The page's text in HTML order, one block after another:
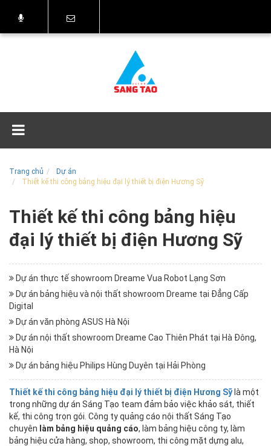
Trang chủ
Dự án
Thiết kế thi công bảng hiệu đại lý thiết bị điện Hương Sỹ
Thiết kế thi công bảng hiệu
đại lý thiết bị điện Hương Sỹ
Dự án thực tế showroom Dreame Vua Robot Lạng Sơn
Dự án bảng hiệu và nội thất showroom Dreame tại Đẳng Cấp
Digital
Dự án văn phòng ASUS Hà Nội
Dự án nội thất showroom Dreame Cao Thiên Phát tại Hà Đông,
Hà Nội
Dự án bảng hiệu Philips Hùng Duyên tại Hải Phòng
T hiết kế thi công bảng hiệu đại lý thiết bị điện Hương Sỹlà một
trong những dự án Sáng Tạo team đảm bảo việc khảo sát, thiết
kế, thi công trọn gói. Công ty quảng cáo nội thất Sáng Tạo
chuyên làm bảng hiệu quảng cáo, làm bảng hiệu công ty, làm
bảng hiệu cửa hàng, shop, showroom, thi công mặt dựng alu,